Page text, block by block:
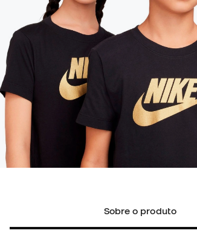
Sobre o produto